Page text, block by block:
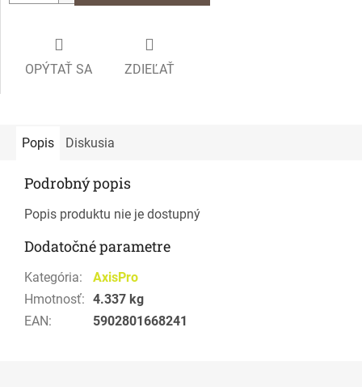
OPÝTAŤ SA ZDIEĽAŤ
Popis Diskusia
Podrobný popis
Popis produktu nie je dostupný
Dodatočné parametre
Kategória:
AxisPro
Hmotnosť: 4.337 kg
EAN: 5902801668241